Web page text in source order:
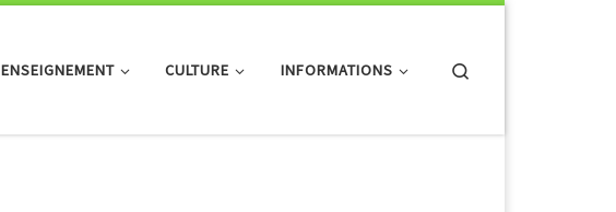
ENSEIGNEMENT CULTURE INFORMATIONS